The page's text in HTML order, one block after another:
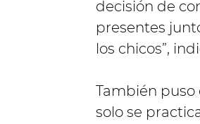
decisión de
presentes
los chicos”,
También puso
solo se